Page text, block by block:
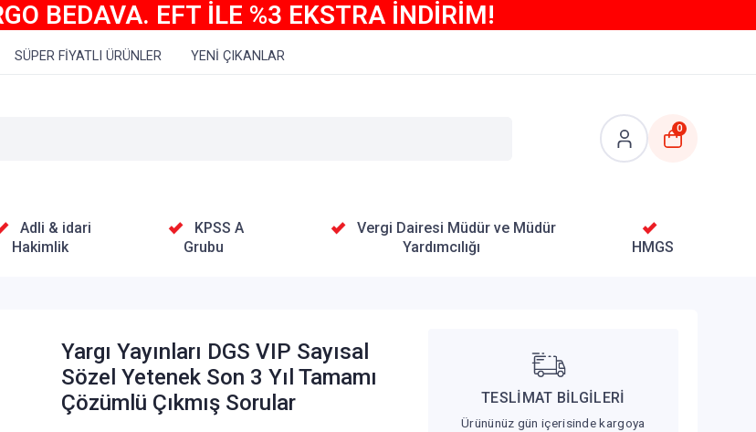
BEDAVA. EFT İLE %3 EKSTRA İNDİRİM!
SÜPER FİYATLI ÜRÜNLER YENİ ÇIKANLAR
0
Adli & idari
Hakimlik
KPSS A
Grubu
Vergi Dairesi Müdür ve Müdür
Yardımcılığı
HMGS
Yargı Yayınları DGS VIP Sayısal
Sözel Yetenek Son 3 Yıl Tamamı
Çözümlü Çıkmış Sorular
TESLİMAT BİLGİLERİ
Ürününüz gün içerisinde kargoya